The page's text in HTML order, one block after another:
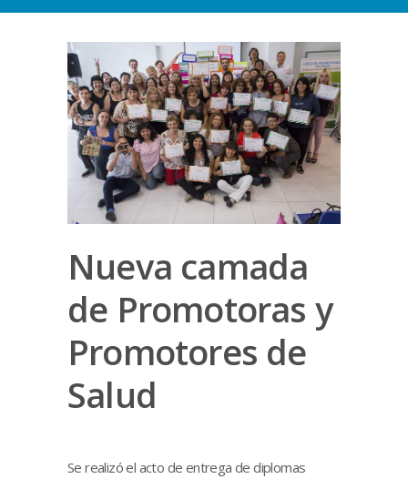
Nueva camada
de Promotoras y
Promotores de
Salud
Se realizó el acto de entrega de diplomas